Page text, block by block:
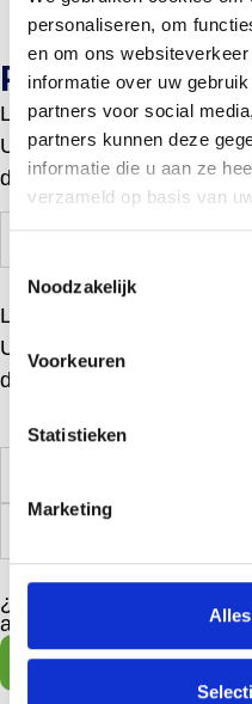
personaliseren, om
en om ons
informatie over uw
partners voor social
partners kunnen deze
informatie die u aan ze
verzameld op basis van
Noodzakelijk
Voorkeuren
Statistieken
Marketing
Preguntas
Lorem ipsum dolor sit
Ut elit tellus, luctus nec
dapibus leo.
Lorem ipsum dolor sit
Ut elit tellus, luctus nec
dapibus leo.
¿Tienes preguntas?
ayudarte.
Contacta